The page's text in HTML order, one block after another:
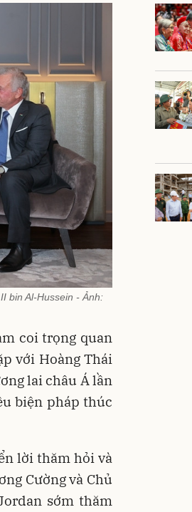
bin Al-Hussein - Ảnh:
coi trọng quan
với Hoàng Thái
lai châu Á lần
biện pháp thúc
lời thăm hỏi và
Cường và Chủ
sớm thăm